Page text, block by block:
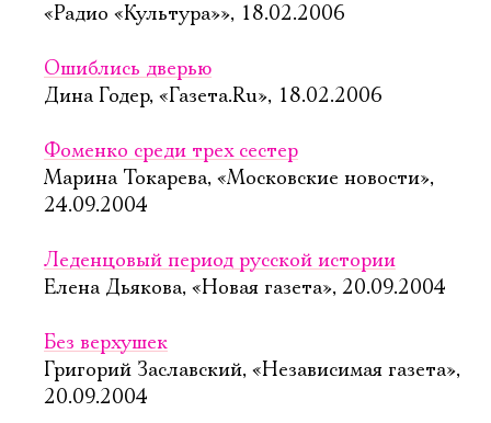
«Радио «Культура»», 18.02.2006
Ошиблись дверью
Дина Годер, «Газета.Ru», 18.02.2006
Фоменко среди трех сестер
Марина Токарева, «Московские новости»,
24.09.2004
Леденцовый период русской истории
Елена Дьякова, «Новая газета», 20.09.2004
Без верхушек
Григорий Заславский, «Независимая газета»,
20.09.2004